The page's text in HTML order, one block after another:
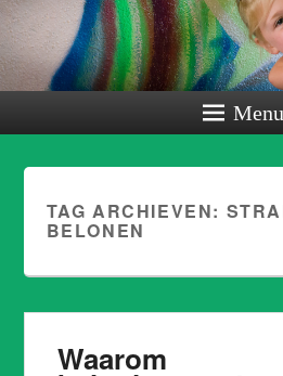
Menu
TAG ARCHIEVEN:
BELONEN
Waarom